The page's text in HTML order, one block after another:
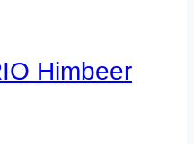
Himbeer